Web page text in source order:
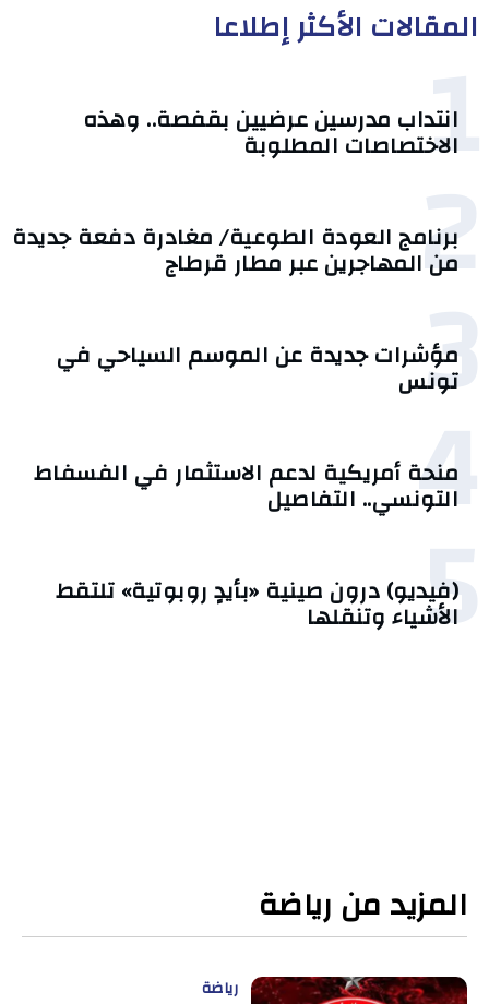
المقالات الأكثر إطلاعا
1
انتداب مدرسين عرضيين بقفصة.. وهذه
الاختصاصات المطلوبة
2
برنامج العودة الطوعية/ مغادرة دفعة جديدة
من المهاجرين عبر مطار قرطاج
3
مؤشرات جديدة عن الموسم السياحي في
تونس
4
منحة أمريكية لدعم الاستثمار في الفسفاط
التونسي.. التفاصيل
5
(فيديو) درون صينية «بأيدٍ روبوتية» تلتقط
الأشياء وتنقلها
المزيد من رياضة
رياضة